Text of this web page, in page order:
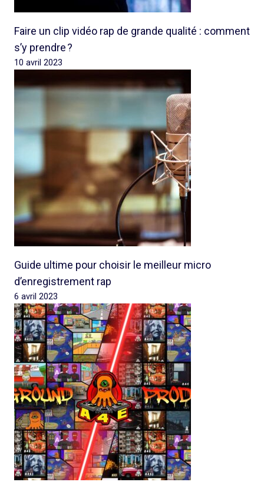
Faire un clip vidéo rap de grande qualité : comment
s’y prendre ?
10 avril 2023
Guide ultime pour choisir le meilleur micro
d’enregistrement rap
6 avril 2023